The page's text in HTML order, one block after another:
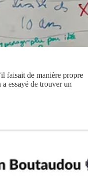
faisait de manière propre
essayé de trouver un